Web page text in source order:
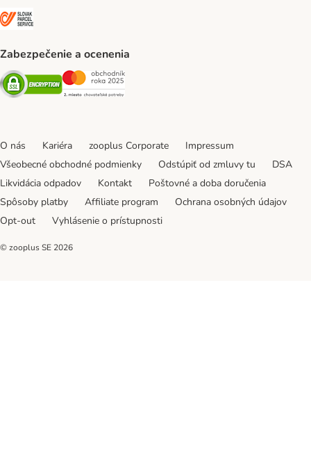
Zabezpečenie a ocenenia
Security Security
O nás Kariéra zooplus Corporate
Impressum
Všeobecné obchodné podmienky
Odstúpiť od zmluvy tu
DSA
Likvidácia odpadov
Kontakt
Poštovné a doba doručenia
Spôsoby platby
Affiliate program
Ochrana osobných údajov
Opt-out
Vyhlásenie o prístupnosti
© zooplus SE 2026